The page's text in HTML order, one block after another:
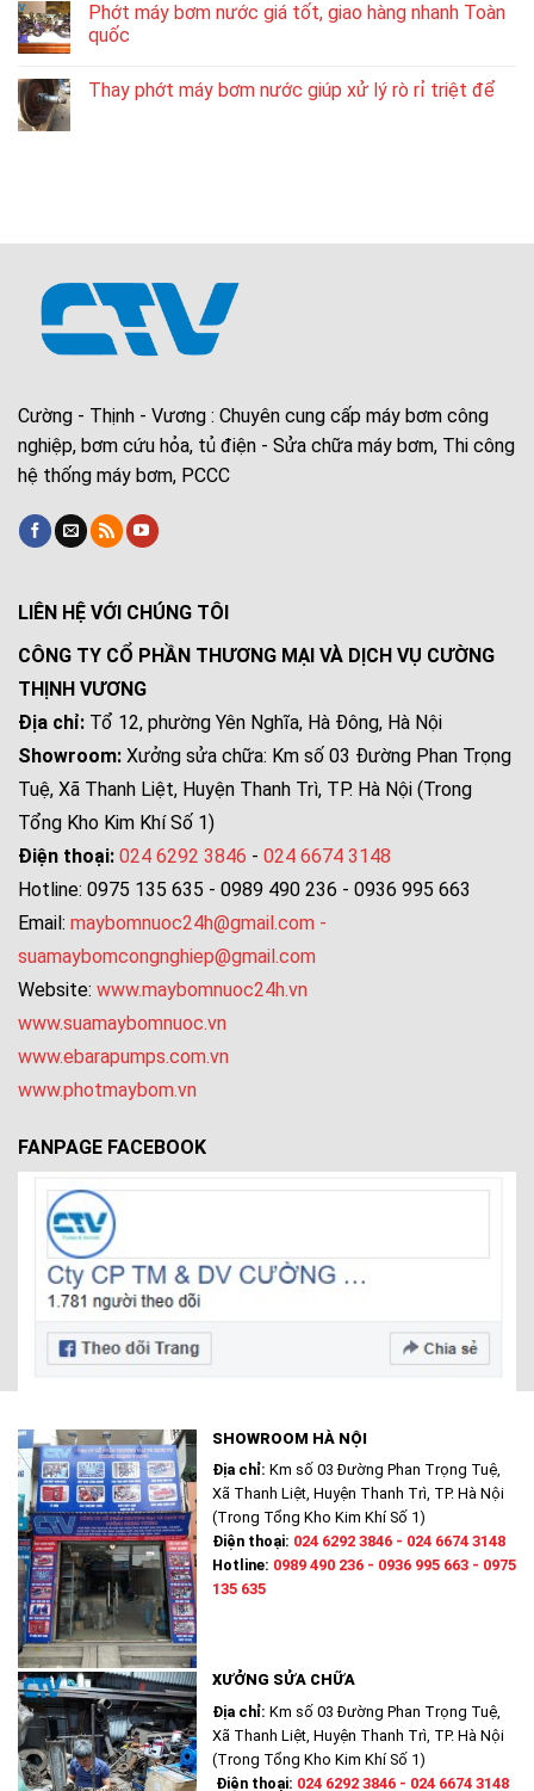
Phớt máy bơm nước giá tốt, giao hàng nhanh Toàn
quốc
Thay phớt máy bơm nước giúp xử lý rò rỉ triệt để
Cường - Thịnh - Vương : Chuyên cung cấp máy bơm công
nghiệp, bơm cứu hỏa, tủ điện - Sửa chữa máy bơm, Thi công
hệ thống máy bơm, PCCC
LIÊN HỆ VỚI CHÚNG TÔI
CÔNG TY CỔ PHẦN THƯƠNG MẠI VÀ DỊCH VỤ CƯỜNG
THỊNH VƯƠNG
Địa chỉ: Tổ 12, phường Yên Nghĩa, Hà Đông, Hà Nội
Showroom: Xưởng sửa chữa: Km số 03 Đường Phan Trọng
Tuệ, Xã Thanh Liệt, Huyện Thanh Trì, TP. Hà Nội (Trong
Tổng Kho Kim Khí Số 1)
Điện thoại: 024 6292 3846 - 024 6674 3148
Hotline: 0975 135 635 - 0989 490 236 - 0936 995 663
Email: maybomnuoc24h@gmail.com -
suamaybomcongnghiep@gmail.com
Website: www.maybomnuoc24h.vn
www.suamaybomnuoc.vn
www.ebarapumps.com.vn
www.photmaybom.vn
FANPAGE FACEBOOK
SHOWROOM HÀ NỘI
Địa chỉ: Km số 03 Đường Phan Trọng Tuệ,
Xã Thanh Liệt, Huyện Thanh Trì, TP. Hà Nội
(Trong Tổng Kho Kim Khí Số 1)
Điện thoại: 024 6292 3846 - 024 6674 3148
Hotline: 0989 490 236 - 0936 995 663 - 0975
135 635
XƯỞNG SỬA CHỮA
Địa chỉ: Km số 03 Đường Phan Trọng Tuệ,
Xã Thanh Liệt, Huyện Thanh Trì, TP. Hà Nội
(Trong Tổng Kho Kim Khí Số 1)
Điện thoại: 024 6292 3846 - 024 6674 3148